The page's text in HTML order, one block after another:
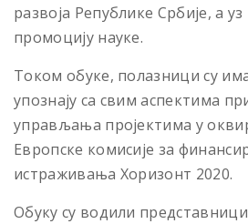
развоја Републике Србије, а
промоцију науке.
Током обуке, полазници су
упознају са свим аспектима
управљања пројектима у
Европске комисије за
истраживања Хоризонт 2020.
Обуку су водили